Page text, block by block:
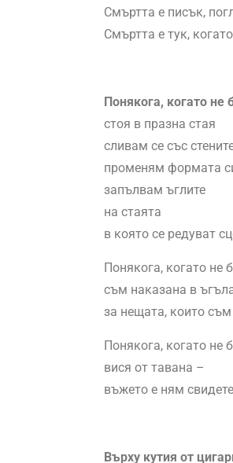
Смъртта е писък,
Смъртта е тук,
Понякога, когато
стоя в празна стая
сливам се със
променям формата
запълвам ъглите
на стаята
в която се редуват
Понякога, когато не
съм наказана в
за нещата, които
Понякога, когато не
вися от тавана –
въжето е ням
Върху кутия от